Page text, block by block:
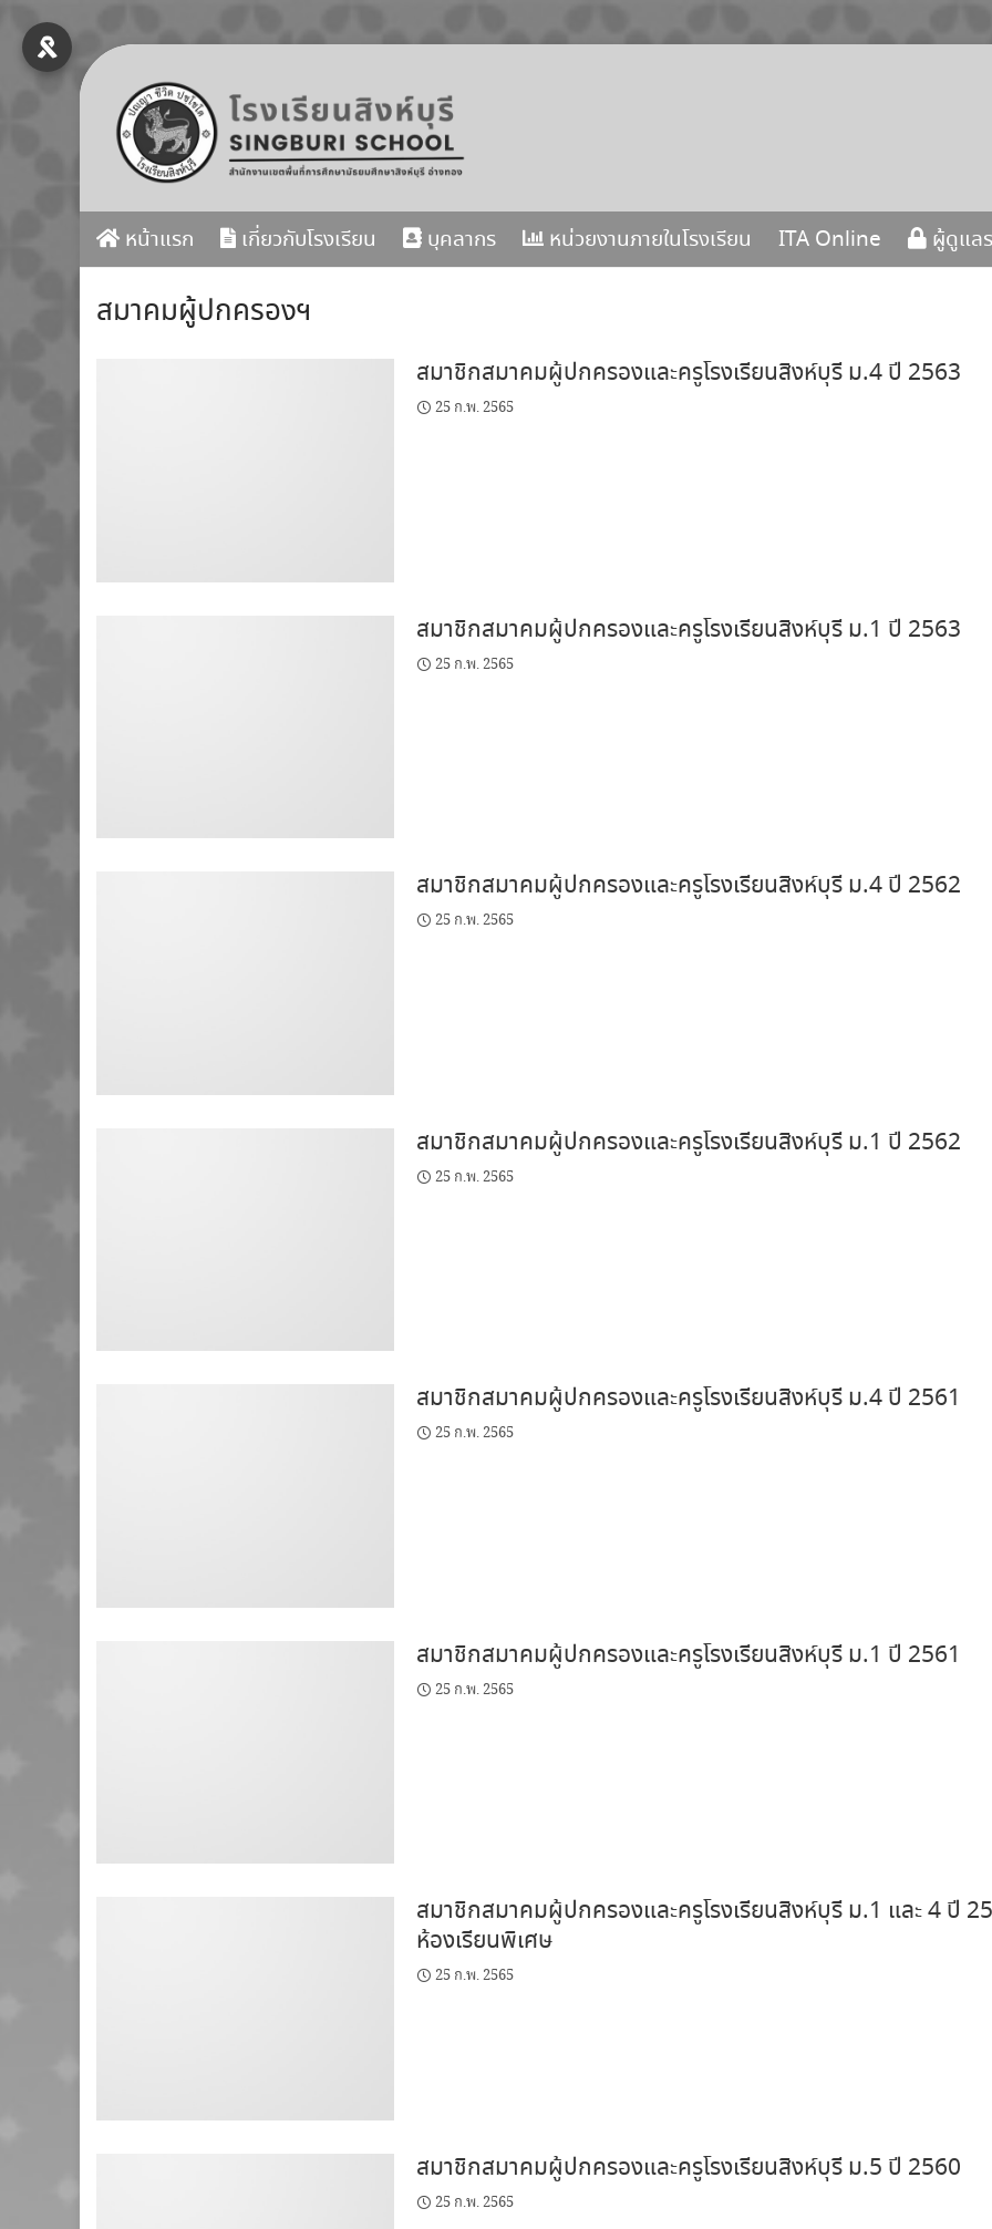
Skip
หน้าแรก เกี่ยวกับโรงเรียน บุคลากร หน่วยงานภายในโรงเรียน ITA Online ผู้ดูแล
สมาคมผู้ปกครองฯ
สมาชิกสมาคมผู้ปกครองและครูโรงเรียนสิงห์บุรี ม.4 ปี 2563
25 ก.พ. 2565
สมาชิกสมาคมผู้ปกครองและครูโรงเรียนสิงห์บุรี ม.1 ปี 2563
25 ก.พ. 2565
สมาชิกสมาคมผู้ปกครองและครูโรงเรียนสิงห์บุรี ม.4 ปี 2562
25 ก.พ. 2565
สมาชิกสมาคมผู้ปกครองและครูโรงเรียนสิงห์บุรี ม.1 ปี 2562
25 ก.พ. 2565
สมาชิกสมาคมผู้ปกครองและครูโรงเรียนสิงห์บุรี ม.4 ปี 2561
25 ก.พ. 2565
สมาชิกสมาคมผู้ปกครองและครูโรงเรียนสิงห์บุรี ม.1 ปี 2561
25 ก.พ. 2565
สมาชิกสมาคมผู้ปกครองและครูโรงเรียนสิงห์บุรี ม.1 และ 4 ปี
ห้องเรียนพิเศษ
25 ก.พ. 2565
สมาชิกสมาคมผู้ปกครองและครูโรงเรียนสิงห์บุรี ม.5 ปี 2560
25 ก.พ. 2565